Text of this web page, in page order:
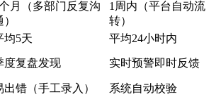
月（多部门反复沟
1周内（平台自动流
转）
均5天
平均24小时内
度复盘发现 实时预警即时反馈
出错（手工录入） 系统自动校验